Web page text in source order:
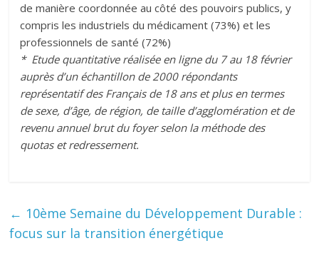
de manière coordonnée au côté des pouvoirs publics, y
compris les industriels du médicament (73%) et les
professionnels de santé (72%)
* Etude quantitative réalisée en ligne du 7 au 18 février
auprès d’un échantillon de 2000 répondants
représentatif des Français de 18 ans et plus en termes
de sexe, d’âge, de région, de taille d’agglomération et de
revenu annuel brut du foyer selon la méthode des
quotas et redressement.
← 10ème Semaine du Développement Durable :
focus sur la transition énergétique